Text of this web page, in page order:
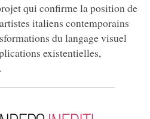
qui confirme la position de
italiens contemporains
du langage visuel
existentielles,